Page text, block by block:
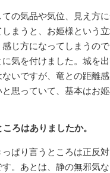
の気品や気位、見え方
まうと、お姫様という
じ方になってしまうので
気を付けました。城を
いですが、竜との距離
思っていて、基本はお
ろはありましたか。
ぱり言うところは正反対
。あとは、静の無邪気